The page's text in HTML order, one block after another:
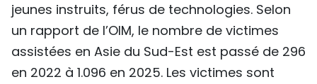
jeunes instruits, férus de technologies. Selon
un rapport de l’OIM, le nombre de victimes
assistées en Asie du Sud-Est est passé de 296
en 2022 à 1.096 en 2025. Les victimes sont